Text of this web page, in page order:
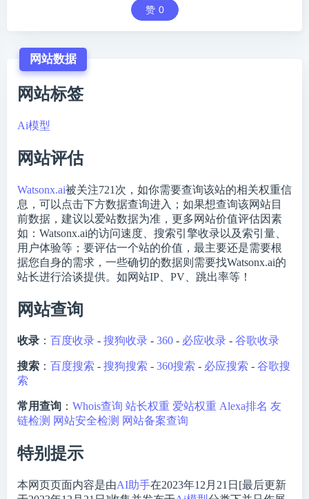
赞 0
网站数据
网站标签
Ai模型
网站评估
Watsonx.ai被关注721 次，如你需要查询该站的相关权重信
息，可以点击下方数据查询进入；如果想查询该网站目
前数据，建议以爱站数据为准，更多网站价值评估因素
如：Watsonx.ai的访问速度、搜索引擎收录以及索引量、
用户体验等；要评估一个站的价值，最主要还是需要根
据您自身的需求，一些确切的数据则需要找Watsonx.ai的
站长进行洽谈提供。如网站IP、PV、跳出率等！
网站查询
收录 ： 百度收录 - 搜狗收录 - 360 - 必应收录 - 谷歌收录
搜索 ： 百度搜索 - 搜狗搜索 - 360搜索 - 必应搜索 - 谷歌搜
索
常用查询 ： Whois查询 站长权重 爱站权重 Alexa排名 友
链检测 网站安全检测 网站备案查询
特别提示
本网页页面内容是由AI助手在2023年12月21日[最后更新